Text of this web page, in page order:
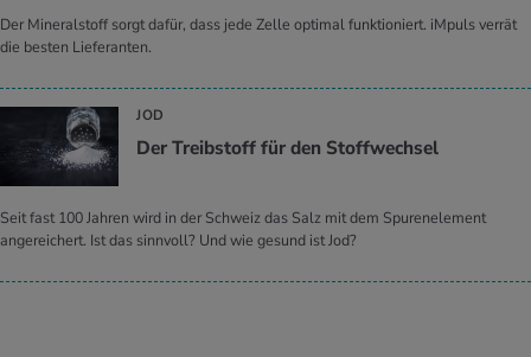
Der Mineralstoff sorgt dafür, dass jede Zelle optimal funktioniert. iMpuls verrät
die besten Lieferanten.
JOD
Der Treib­stoff für den Stoff­wech­sel
Seit fast 100 Jahren wird in der Schweiz das Salz mit dem Spurenelement
angereichert. Ist das sinnvoll? Und wie gesund ist Jod?